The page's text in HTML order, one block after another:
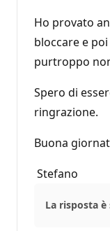
Ho provato
bloccare e
purtroppo
Spero di
ringrazione.
Buona
Stefano
La risposta